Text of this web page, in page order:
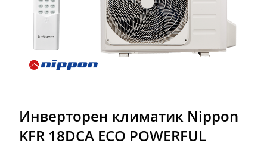
Инверторен климатик Nippon
KFR 18DCA ECO POWERFUL